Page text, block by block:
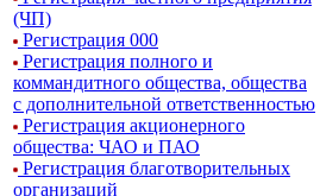
(ЧП)
Регистрация 000
Регистрация полного и
коммандитного общества, общества
с дополнительной ответственностью
Регистрация акционерного
общества: ЧАО и ПАО
Регистрация благотворительных
организаций